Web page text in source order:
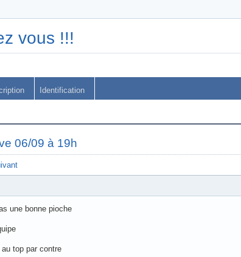
vous !!!
Identification
06/09 à 19h
une bonne pioche
top par contre